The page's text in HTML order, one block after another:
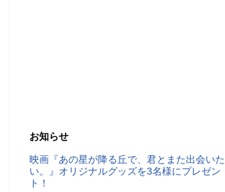
お知らせ
映画『あの星が降る丘で、君とまた出会いた
い。』オリジナルグッズを3名様にプレゼン
ト！